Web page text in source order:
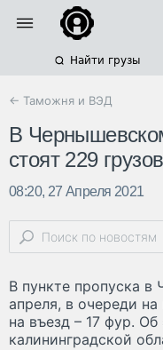
Найти грузы
← Таможня и ВЭД
В
стоят 229
08:20, 27 Апреля 2021
В пункте пропуска
апреля, в очереди
на въезд – 17 фур.
калининградской